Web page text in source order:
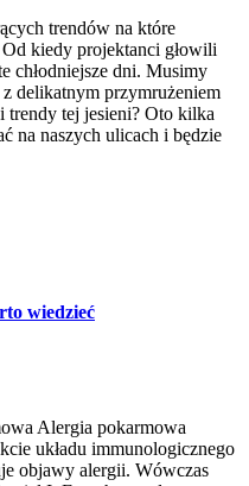
trendów na które
kiedy projektanci głowili
chłodniejsze dni. Musimy
delikatnym przymrużeniem
trendy tej jesieni? Oto kilka
na naszych ulicach i będzie
wiedzieć
Alergia pokarmowa
układu immunologicznego
objawy alergii. Wówczas